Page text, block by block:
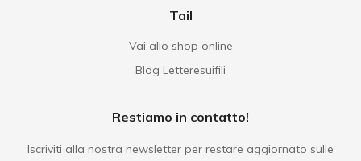
Tail
Vai allo shop online
Blog Letteresuifili
Restiamo in contatto!
Iscriviti alla nostra newsletter per restare aggiornato sulle